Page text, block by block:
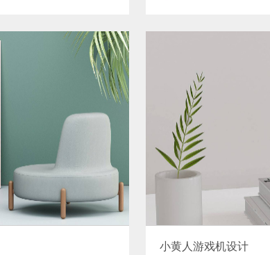
小黄人游戏机设计